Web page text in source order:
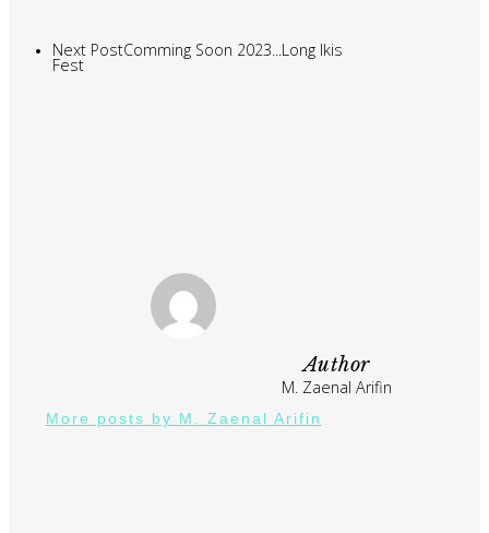
Next PostComming Soon 2023...Long Ikis
Fest
Author
M. Zaenal Arifin
More posts by M. Zaenal Arifin